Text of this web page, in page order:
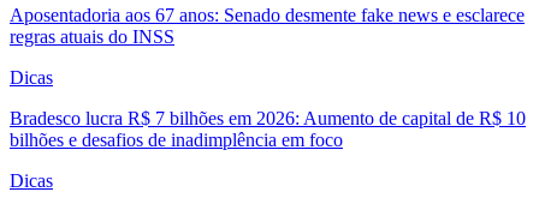
Aposentadoria aos 67 anos: Senado desmente fake news e esclarece
regras atuais do INSS
Dicas
Bradesco lucra R$ 7 bilhões em 2026: Aumento de capital de R$ 10
bilhões e desafios de inadimplência em foco
Dicas